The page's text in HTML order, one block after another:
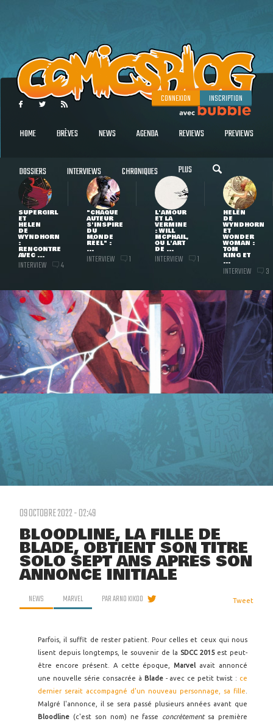
CONNEXION INSCRIPTION
HOME BRÈVES NEWS AGENDA REVIEWS PREVIEWS
DOSSIERS INTERVIEWS CHRONIQUES PLUS
SUPERGIRL
ET
HELEN
DE
WYNDHORN
:
RENCONTRE
AVEC ...
INTERVIEW 4
"CHAQUE
AUTEUR
S'INSPIRE
DU
MONDE
RÉEL" :
...
INTERVIEW 1
L'AMOUR
ET LA
VERMINE
: WILL
MCPHAIL,
OU L'ART
DE ...
INTERVIEW 1
HELEN
DE
WYNDHORN
ET
WONDER
WOMAN :
TOM
KING ET
...
INTERVIEW 3
09 OCTOBRE 2022 - 02:49
BLOODLINE, LA FILLE DE
BLADE, OBTIENT SON TITRE
SOLO SEPT ANS APRÈS SON
ANNONCE INITIALE
NEWS MARVEL PARARNO KIKOO Tweet
Parfois, il suffit de rester patient. Pour celles et ceux qui nous
lisent depuis longtemps, le souvenir de la SDCC 2015 est peut-
être encore présent. A cette époque,Marvel avait annoncé
une nouvelle série consacrée à Blade- avec ce petit twist : ce
dernier serait accompagné d'un nouveau personnage, sa fille
Malgré l'annonce, il se sera passé plusieurs années avant que
Bloodline (c'est son nom) ne fasse concrètement sa première